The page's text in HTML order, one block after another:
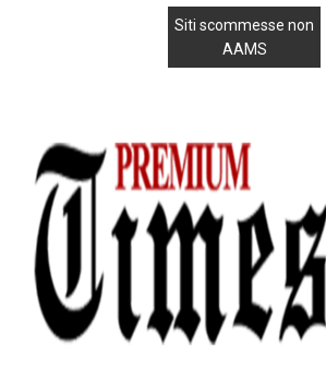
Siti scommesse non
AAMS